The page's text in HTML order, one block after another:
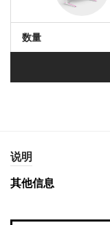
数量
说明
其他信息